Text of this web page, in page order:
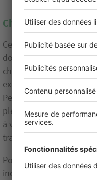
Choisissez vos
Ce qui va rendre
dont il est agencé.
choisir attentivement,
exemple, il ne sera pas
Pensez également à
plein Sud, vous pouvez
à vivre, mais attention à
transforme pas en
Pour les petites pièces
indépendantes,